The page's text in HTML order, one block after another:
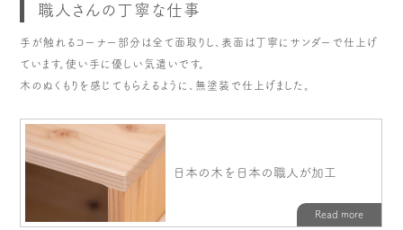
職人さんの丁寧な仕事
手が触れるコーナー部分は全て面取りし、表面は丁寧にサンダーで仕上げ
ています。使い手に優しい気遣いです。
木のぬくもりを感じてもらえるように、無塗装で仕上げました。